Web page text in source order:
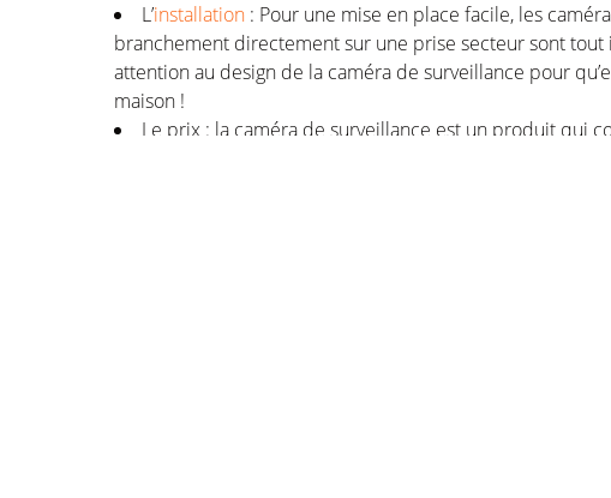
L’installation : Pour une mise en place facile, les
branchement directement sur une prise secteur sont
attention au design de la caméra de surveillance pour
maison !
Le prix : la caméra de surveillance est un produit qui